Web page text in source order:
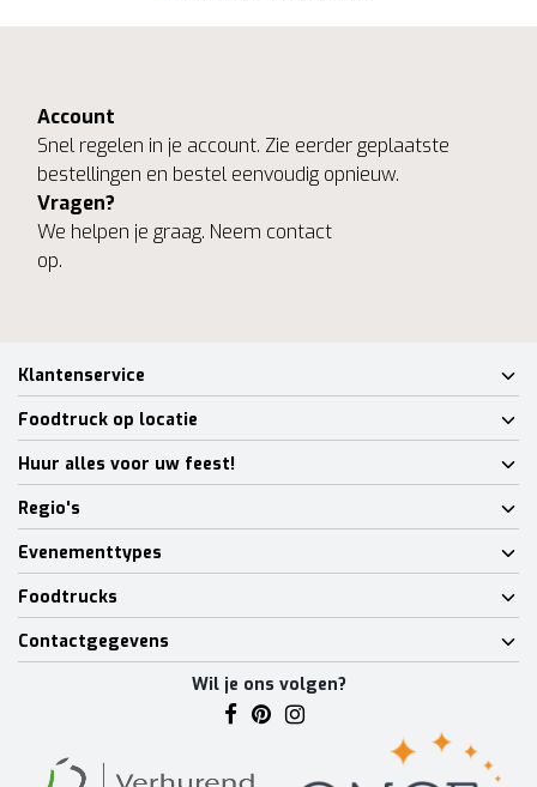
Account
Snel regelen in je account. Zie eerder geplaatste
bestellingen en bestel eenvoudig opnieuw.
Vragen?
We helpen je graag. Neem contact
op.
Klantenservice
Foodtruck op locatie
Huur alles voor uw feest!
Regio's
Evenementtypes
Foodtrucks
Contactgegevens
Wil je ons volgen?